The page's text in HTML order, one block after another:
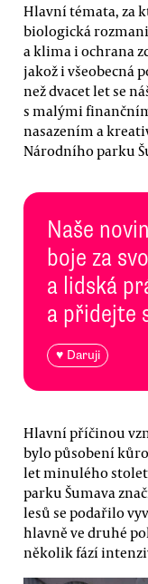
Hlavní témata, za
biologická
a klima i ochrana
jakož i všeobecná
než dvacet let se
s malými
nasazením a
Národního parku
Naše
boje za
a lidská
a přidejte
♥ Daruji
Hlavní příčinou
bylo působení
let minulého
parku Šumava
lesů se podařilo
hlavně ve druhé
několik fází